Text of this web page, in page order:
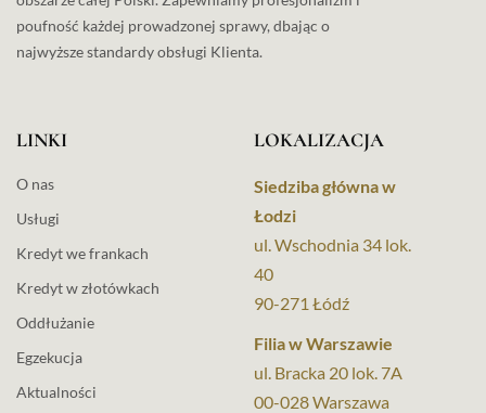
poufność każdej prowadzonej sprawy, dbając o
najwyższe standardy obsługi Klienta.
LINKI
O nas
Usługi
Kredyt we frankach
Kredyt w złotówkach
Oddłużanie
Egzekucja
Aktualności
LOKALIZACJA
Siedziba główna w
Łodzi
ul. Wschodnia 34 lok.
40
90-271 Łódź
Filia w Warszawie
ul. Bracka 20 lok. 7A
00-028 Warszawa